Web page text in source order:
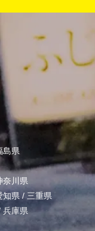
島県
奈川県
知県 / 三重県
兵庫県